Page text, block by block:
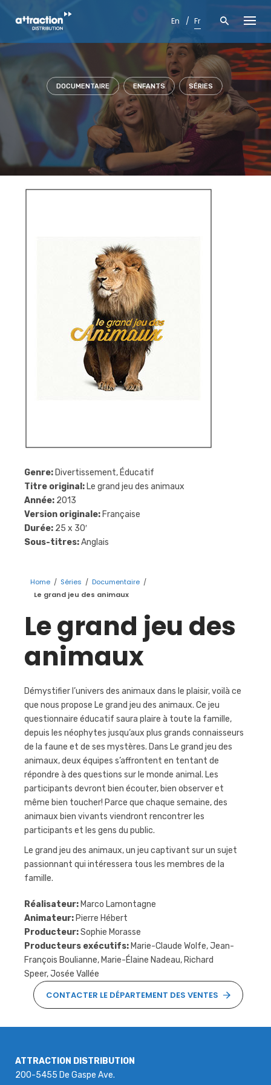
En Fr
DOCUMENTAIRE ENFANTS SÉRIES
Genre: Divertissement, Éducatif
Titre original: Le grand jeu des animaux
Année: 2013
Version originale: Française
Durée: 25 x 30′
Sous-titres:Anglais
Home / Séries / Documentaire /
Le grand jeu des animaux
Le grand jeu des
animaux
Démystifier l’univers des animaux dans le plaisir, voilà ce
que nous propose Le grand jeu des animaux. Ce jeu
questionnaire éducatif saura plaire à toute la famille,
depuis les néophytes jusqu’aux plus grands connaisseurs
de la faune et de ses mystères. Dans Le grand jeu des
animaux, deux équipes s’affrontent en tentant de
répondre à des questions sur le monde animal. Les
participants devront bien écouter, bien observer et
même bien toucher! Parce que chaque semaine, des
animaux bien vivants viendront rencontrer les
participants et les gens du public.
Le grand jeu des animaux, un jeu captivant sur un sujet
passionnant qui intéressera tous les membres de la
famille.
Réalisateur: Marco Lamontagne
Animateur: Pierre Hébert
Producteur:Sophie Morasse
Producteurs exécutifs: Marie-Claude Wolfe, Jean-
François Boulianne, Marie-Élaine Nadeau, Richard
Speer, Josée Vallée
CONTACTER LE DÉPARTEMENT DES VENTES
ATTRACTION DISTRIBUTION
200-5455 De Gaspe Ave.